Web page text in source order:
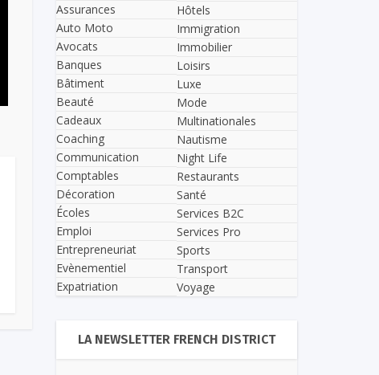
Assurances
Auto Moto
Avocats
Banques
Bâtiment
Beauté
Cadeaux
Coaching
Communication
Comptables
Décoration
Écoles
Emploi
Entrepreneuriat
Evènementiel
Expatriation
Hôtels
Immigration
Immobilier
Loisirs
Luxe
Mode
Multinationales
Nautisme
Night Life
Restaurants
Santé
Services B2C
Services Pro
Sports
Transport
Voyage
LA NEWSLETTER FRENCH DISTRICT